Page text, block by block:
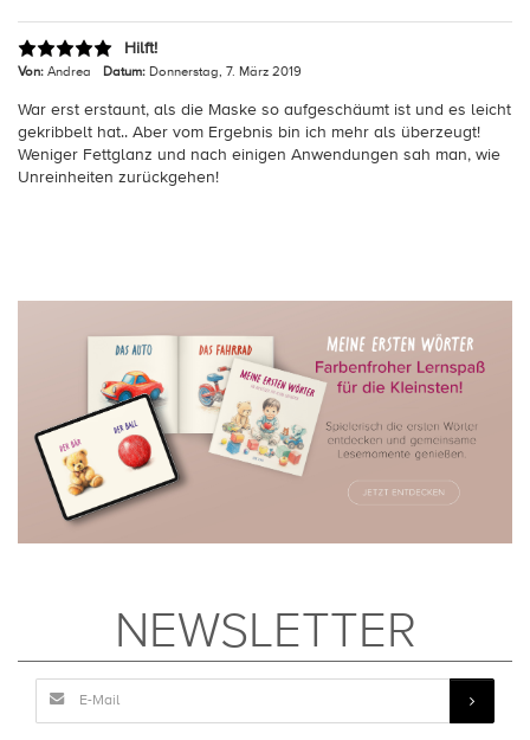
Hilft!
Von: Andrea Datum: Donnerstag, 7. März 2019
War erst erstaunt, als die Maske so aufgeschäumt ist und es leicht
gekribbelt hat.. Aber vom Ergebnis bin ich mehr als überzeugt!
Weniger Fettglanz und nach einigen Anwendungen sah man, wie
Unreinheiten zurückgehen!
NEWSLETTER